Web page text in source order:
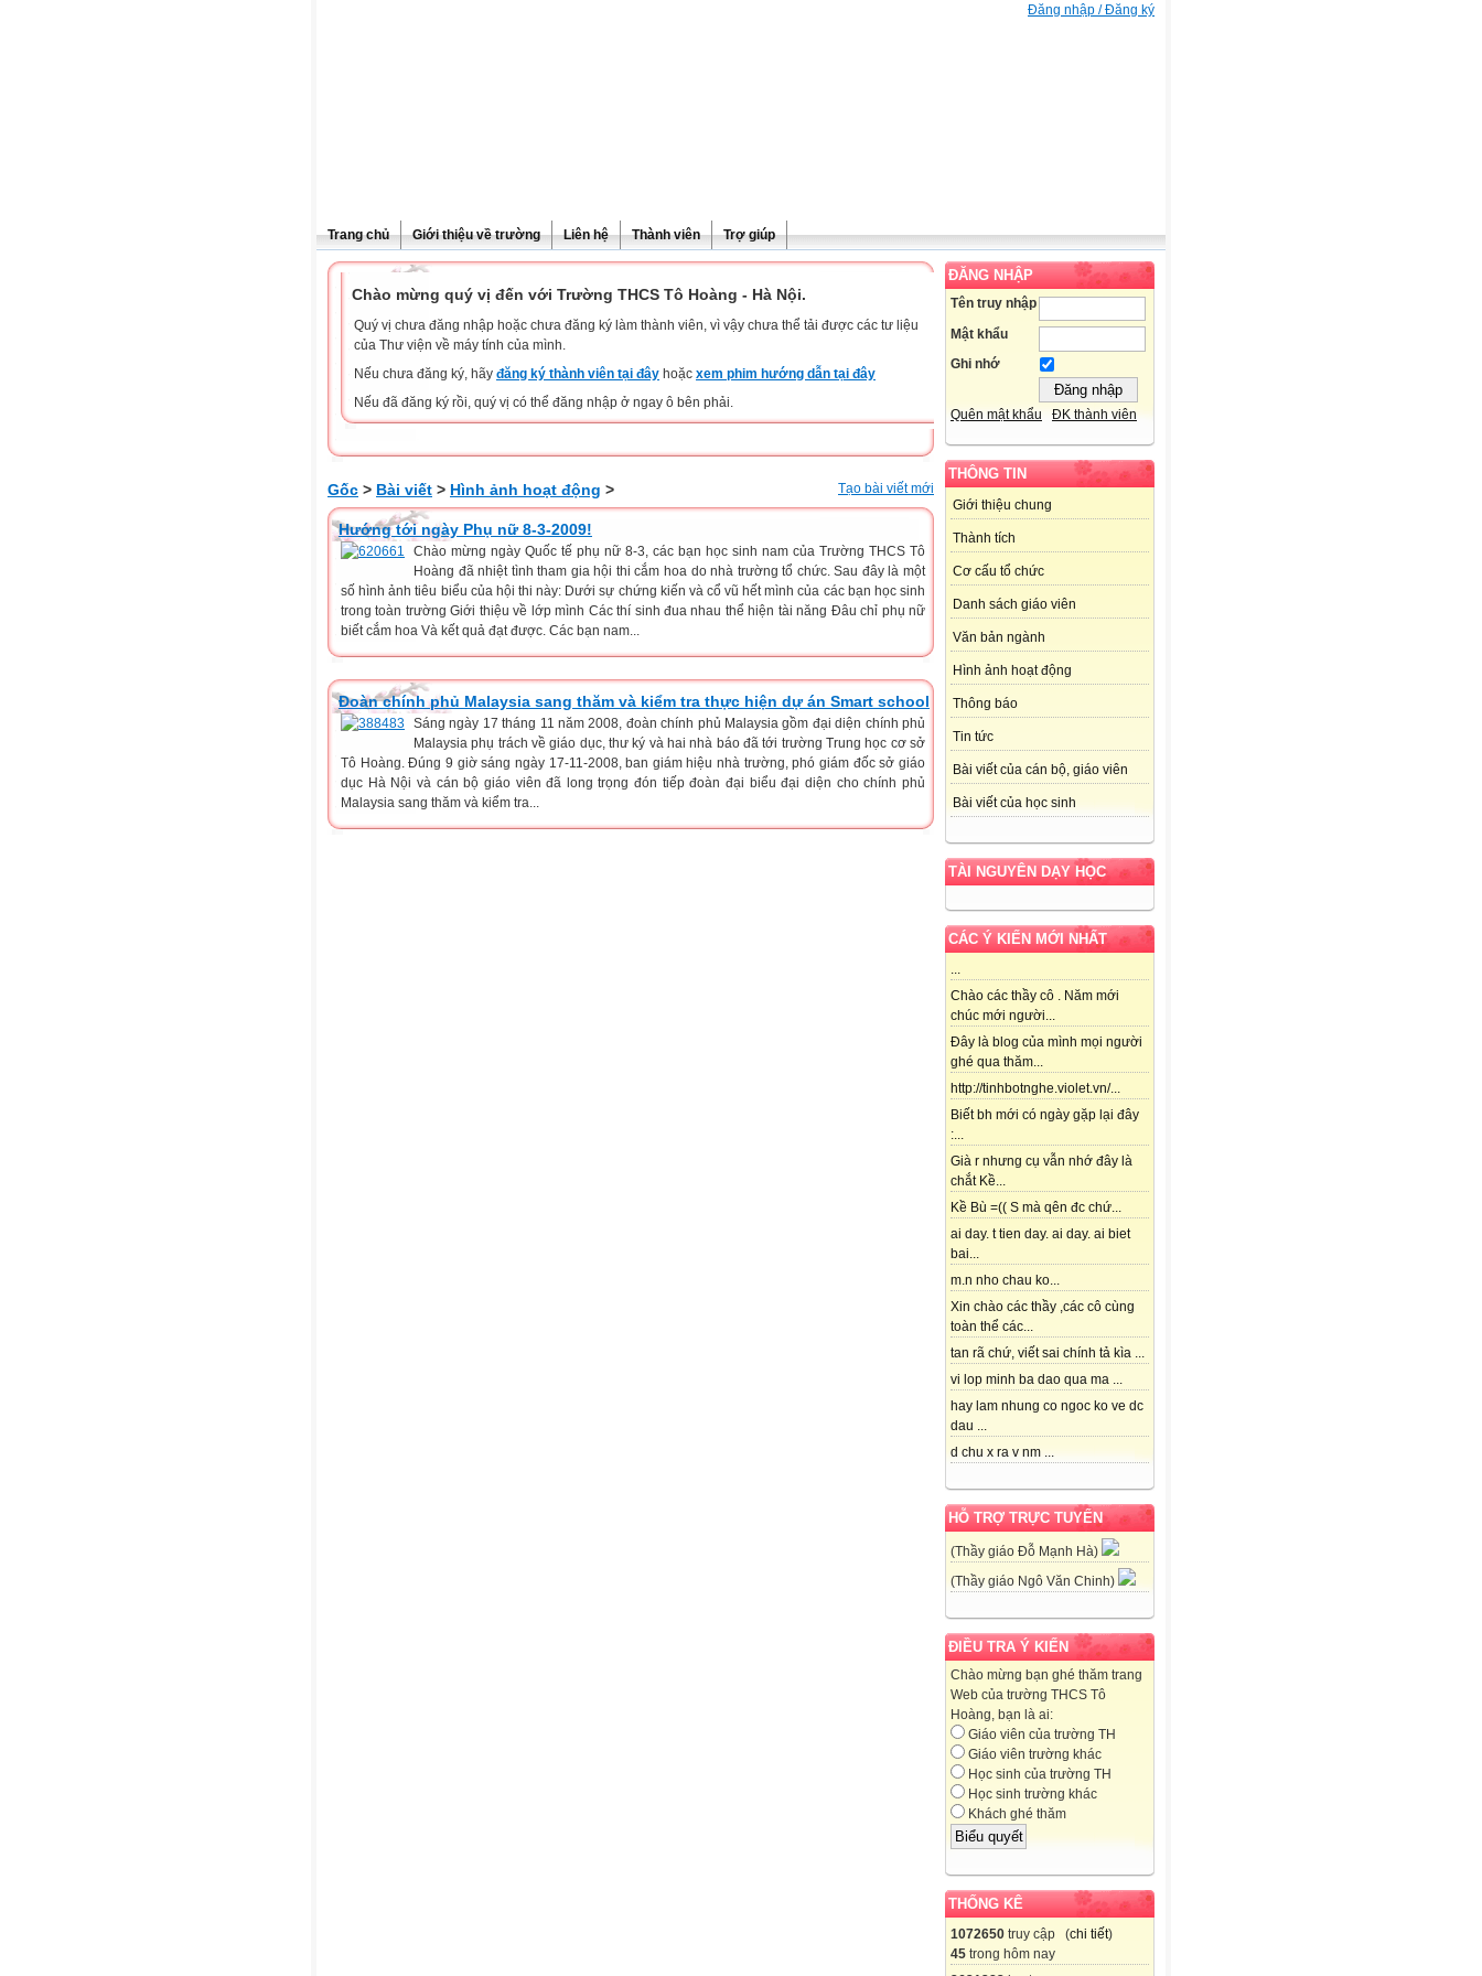
Đăng nhập / Đăng ký
Trang chủ Giới thiệu về trường Liên hệ Thành viên Trợ giúp
ĐĂNG NHẬP
Tên truy nhập
Mật khẩu
Ghi nhớ
Quên mật khẩu ĐK thành viên
THÔNG TIN
Giới thiệu chung
Thành tích
Cơ cấu tổ chức
Danh sách giáo viên
Văn bản ngành
Hình ảnh hoạt động
Thông báo
Tin tức
Bài viết của cán bộ, giáo viên
Bài viết của học sinh
TÀI NGUYÊN DẠY HỌC
CÁC Ý KIẾN MỚI NHẤT
...
Chào các thầy cô . Năm mới
chúc mới người...
Đây là blog của mình mọi người
ghé qua thăm...
http://tinhbotnghe.violet.vn/...
Biết bh mới có ngày gặp lại đây
:...
Già r nhưng cụ vẫn nhớ đây là
chắt Kề...
Kề Bù =(( S mà qên đc chứ...
ai day. t tien day. ai day. ai biet
bai...
m.n nho chau ko...
Xin chào các thầy ,các cô cùng
toàn thể các...
tan rã chứ, viết sai chính tả kìa ...
vi lop minh ba dao qua ma ...
hay lam nhung co ngoc ko ve dc
dau ...
d chu x ra v nm ...
HỖ TRỢ TRỰC TUYẾN
(Thầy giáo Đỗ Mạnh Hà)
(Thầy giáo Ngô Văn Chinh)
ĐIỀU TRA Ý KIẾN
Chào mừng bạn ghé thăm trang
Web của trường THCS Tô
Hoàng, bạn là ai:
Giáo viên của trường TH
Giáo viên trường khác
Học sinh của trường TH
Học sinh trường khác
Khách ghé thăm
THỐNG KÊ
1072650 truy cập (chi tiết)
45 trong hôm nay
Chào mừng quý vị đến với Trường THCS Tô Hoàng - Hà Nội.
Quý vị chưa đăng nhập hoặc chưa đăng ký làm thành viên, vì vậy chưa thể tải được các tư liệu
của Thư viện về máy tính của mình.
Nếu chưa đăng ký, hãy đăng ký thành viên tại đây hoặc xem phim hướng dẫn tại đây
Nếu đã đăng ký rồi, quý vị có thể đăng nhập ở ngay ô bên phải.
Gốc > Bài viết > Hình ảnh hoạt động > Tạo bài viết mới
Hướng tới ngày Phụ nữ 8-3-2009!
Chào mừng ngày Quốc tế phụ nữ 8-3, các bạn học sinh nam của Trường THCS Tô
Hoàng đã nhiệt tình tham gia hội thi cắm hoa do nhà trường tổ chức. Sau đây là một
số hình ảnh tiêu biểu của hội thi này: Dưới sự chứng kiến và cổ vũ hết mình của các bạn học sinh
trong toàn trường Giới thiệu về lớp mình Các thí sinh đua nhau thể hiện tài năng Đâu chỉ phụ nữ
biết cắm hoa Và kết quả đạt được. Các bạn nam...
Đoàn chính phủ Malaysia sang thăm và kiểm tra thực hiện dự án Smart school
Sáng ngày 17 tháng 11 năm 2008, đoàn chính phủ Malaysia gồm đại diện chính phủ
Malaysia phụ trách về giáo dục, thư ký và hai nhà báo đã tới trường Trung học cơ sở
Tô Hoàng. Đúng 9 giờ sáng ngày 17-11-2008, ban giám hiệu nhà trường, phó giám đốc sở giáo
dục Hà Nội và cán bộ giáo viên đã long trọng đón tiếp đoàn đại biểu đại diện cho chính phủ
Malaysia sang thăm và kiểm tra...